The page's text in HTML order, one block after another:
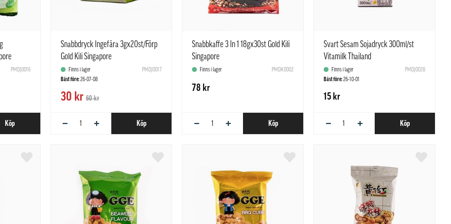
PMDJ0016
Köp
Snabbdryck Ingefära 3gx20st/Förp
Gold Kili Singapore
Finns i lager
PMDJ0017
Bäst före:26-07-08
30 kr 60 kr
− + Köp
Snabbkaffe 3 In 1 18gx30st Gold Kili
Singapore
Finns i lager PMDK0002
78 kr
− + Köp
Svart Sesam Sojadryck 300ml/st
Vitamilk Thailand
Finns i lager
PMDJ0028
Bäst före:26-10-01
15 kr
− + Köp